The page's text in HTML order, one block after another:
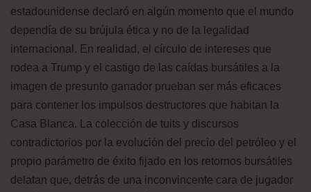
estadounidense declaró en algún momento que el mundo
dependía de su brújula ética y no de la legalidad
internacional. En realidad, el círculo de intereses que
rodea a Trump y el castigo de las caídas bursátiles a la
imagen de presunto ganador prueban ser más eficaces
para contener los impulsos destructores que habitan la
Casa Blanca. La colección de tuits y discursos
contradictorios por la evolución del precio del petróleo y el
propio parámetro de éxito fijado en los retornos bursátiles
delatan que, detrás de una inconvincente cara de jugador